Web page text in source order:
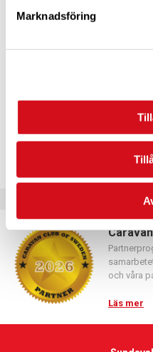
Marknadsföring
Logga in med hjälp av
och våra
Läs mer